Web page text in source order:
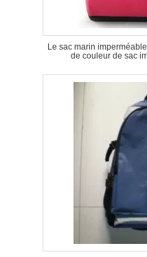
Le sac marin
de couleur de sac